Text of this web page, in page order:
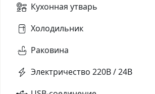
Кухонная утварь
Холодильник
Раковина
Электричество 220В / 24В